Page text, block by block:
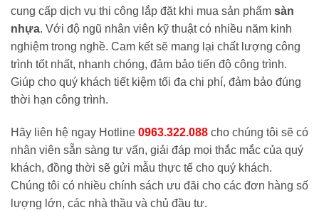
cung cấp dịch vụ thi công lắp đặt khi mua sản phẩm sàn
nhựa. Với độ ngũ nhân viên kỹ thuật có nhiều năm kinh
nghiệm trong nghề. Cam kết sẽ mang lại chất lượng công
trình tốt nhất, nhanh chóng, đảm bảo tiến độ công trình.
Giúp cho quý khách tiết kiệm tối đa chi phí, đảm bảo đúng
thời hạn công trình.
Hãy liên hệ ngay Hotline 0963.322.088 cho chúng tôi sẽ có
nhân viên sẵn sàng tư vấn, giải đáp mọi thắc mắc của quý
khách, đồng thời sẽ gửi mẫu thực tế cho quý khách.
Chúng tôi có nhiều chính sách ưu đãi cho các đơn hàng số
lượng lớn, các nhà thầu và chủ đầu tư.